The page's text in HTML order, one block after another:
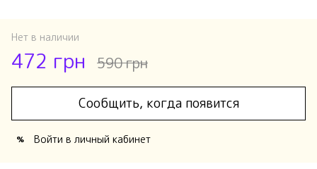
Нет в наличии
472 грн 590 грн
Сообщить, когда появится
% Войти в личный кабинет